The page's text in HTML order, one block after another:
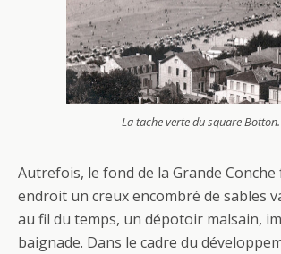
La tache verte du square Botton.
Autrefois, le fond de la Grande
endroit un creux encombré de sables
au fil du temps, un dépotoir malsain,
baignade. Dans le cadre du